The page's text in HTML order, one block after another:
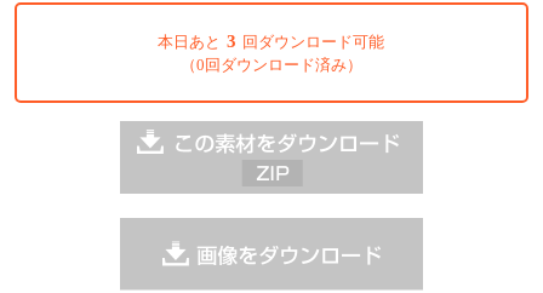
本日あと 3 回ダウンロード可能
（0回ダウンロード済み）